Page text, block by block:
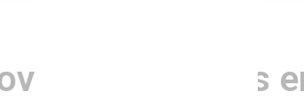
de rieles